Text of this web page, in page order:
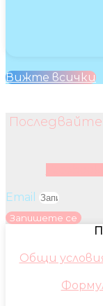
Вижте всички
Email
Запишете се
Общи